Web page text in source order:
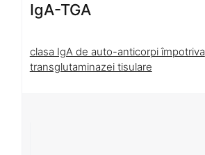
IgA-TGA
clasa IgA de auto-anticorpi împotriva
transglutaminazei tisulare